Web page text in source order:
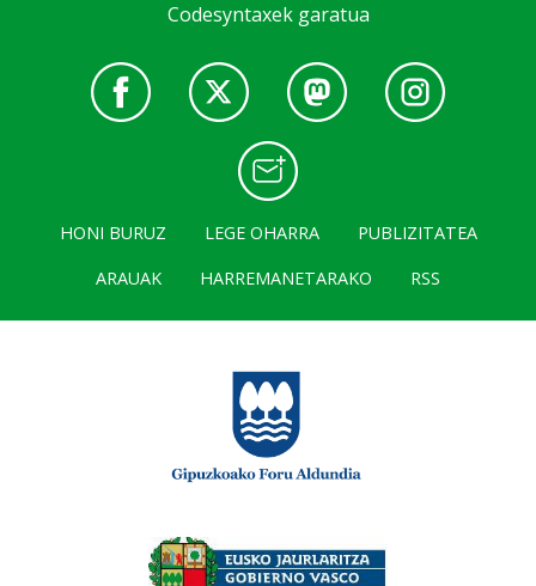
Codesyntaxek garatua
HONI BURUZ LEGE OHARRA
PUBLIZITATEA
ARAUAK
HARREMANETARAKO RSS